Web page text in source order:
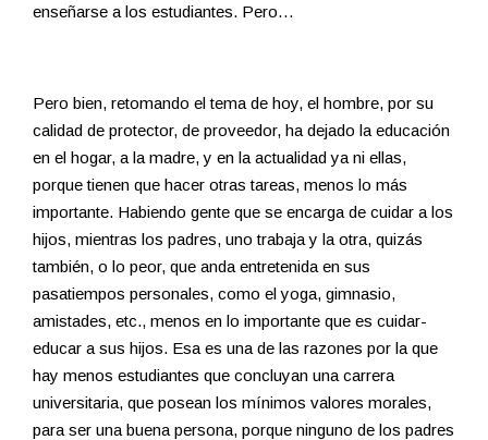
enseñarse a los estudiantes. Pero…
Pero bien, retomando el tema de hoy, el hombre, por su
calidad de protector, de proveedor, ha dejado la educación
en el hogar, a la madre, y en la actualidad ya ni ellas,
porque tienen que hacer otras tareas, menos lo más
importante. Habiendo gente que se encarga de cuidar a los
hijos, mientras los padres, uno trabaja y la otra, quizás
también, o lo peor, que anda entretenida en sus
pasatiempos personales, como el yoga, gimnasio,
amistades, etc., menos en lo importante que es cuidar-
educar a sus hijos. Esa es una de las razones por la que
hay menos estudiantes que concluyan una carrera
universitaria, que posean los mínimos valores morales,
para ser una buena persona, porque ninguno de los padres